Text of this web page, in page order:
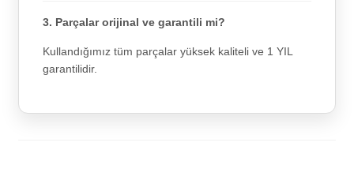
3. Parçalar orijinal ve garantili mi?
Kullandığımız tüm parçalar yüksek kaliteli ve 1 YIL
garantilidir.